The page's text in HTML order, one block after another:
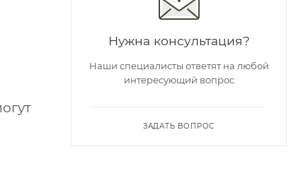
Нужна консультация?
Наши специалисты ответят на любой
интересующий вопрос
ЗАДАТЬ ВОПРОС